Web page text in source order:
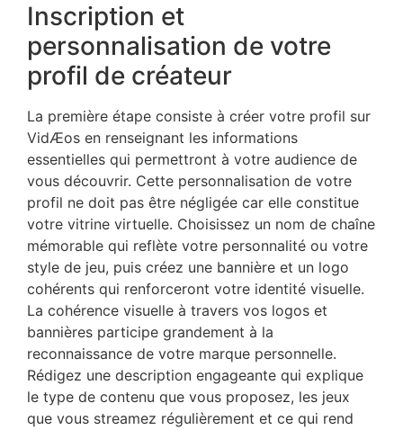
Inscription et
personnalisation de votre
profil de créateur
La première étape consiste à créer votre profil sur
VidÆos en renseignant les informations
essentielles qui permettront à votre audience de
vous découvrir. Cette personnalisation de votre
profil ne doit pas être négligée car elle constitue
votre vitrine virtuelle. Choisissez un nom de chaîne
mémorable qui reflète votre personnalité ou votre
style de jeu, puis créez une bannière et un logo
cohérents qui renforceront votre identité visuelle.
La cohérence visuelle à travers vos logos et
bannières participe grandement à la
reconnaissance de votre marque personnelle.
Rédigez une description engageante qui explique
le type de contenu que vous proposez, les jeux
que vous streamez régulièrement et ce qui rend